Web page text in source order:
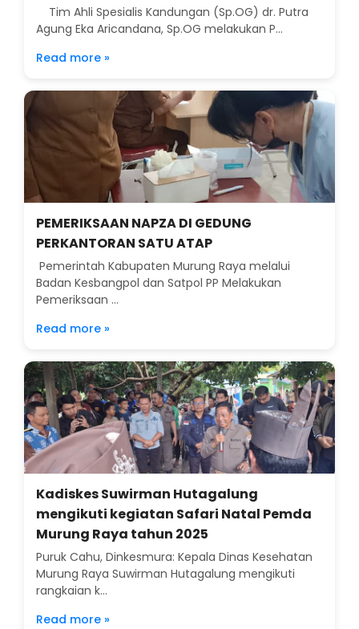
Tim Ahli Spesialis Kandungan (Sp.OG) dr. Putra
Agung Eka Aricandana, Sp.OG melakukan P...
Read more »
PEMERIKSAAN NAPZA DI GEDUNG
PERKANTORAN SATU ATAP
Pemerintah Kabupaten Murung Raya melalui
Badan Kesbangpol dan Satpol PP Melakukan
Pemeriksaan ...
Read more »
Kadiskes Suwirman Hutagalung
mengikuti kegiatan Safari Natal Pemda
Murung Raya tahun 2025
Puruk Cahu, Dinkesmura: Kepala Dinas Kesehatan
Murung Raya Suwirman Hutagalung mengikuti
rangkaian k...
Read more »